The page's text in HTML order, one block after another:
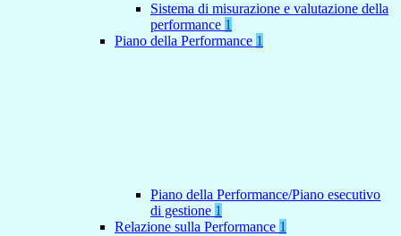
Sistema di misurazione e valutazione della
performance 1
Piano della Performance 1
Piano della Performance/Piano esecutivo
di gestione 1
Relazione sulla Performance 1